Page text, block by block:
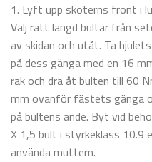
1. Lyft upp skoterns front i
Välj rätt längd bultar från
av skidan och utåt. Ta
på dess gänga med en 16
rak och dra åt bulten till 60
mm ovanför fästets gänga
på bultens ände. Byt vid
X 1,5 bult i styrkeklass 10.9
använda muttern.